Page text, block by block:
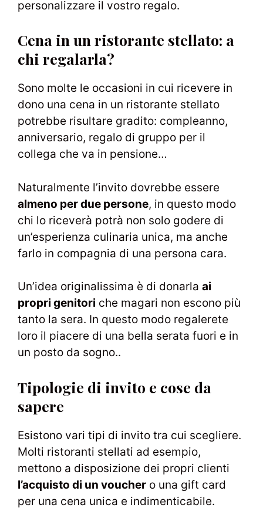
personalizzare il vostro regalo.
Cena in un ristorante stellato: a
chi regalarla?
Sono molte le occasioni in cui ricevere in
dono una cena in un ristorante stellato
potrebbe risultare gradito: compleanno,
anniversario, regalo di gruppo per il
collega che va in pensione…
Naturalmente l’invito dovrebbe essere
almeno per due persone, in questo modo
chi lo riceverà potrà non solo godere di
un’esperienza culinaria unica, ma anche
farlo in compagnia di una persona cara.
Un’idea originalissima è di donarla ai
propri genitori che magari non escono più
tanto la sera. In questo modo regalerete
loro il piacere di una bella serata fuori e in
un posto da sogno..
Tipologie di invito e cose da
sapere
Esistono vari tipi di invito tra cui scegliere.
Molti ristoranti stellati ad esempio,
mettono a disposizione dei propri clienti
l’acquisto di un voucher o una gift card
per una cena unica e indimenticabile.